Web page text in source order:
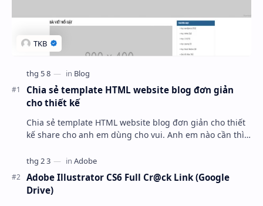
Chia sẻ template HTML website blog đơn giản
cho thiết kế
Chia sẻ template HTML website blog đơn giản cho thiết
kế share cho anh em dùng cho vui. Anh em nào cần thì
Adobe Illustrator CS6 Full Cr@ck Link (Google
Drive)